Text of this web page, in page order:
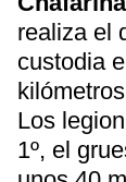
realiza el
custodia
Los
1º, el